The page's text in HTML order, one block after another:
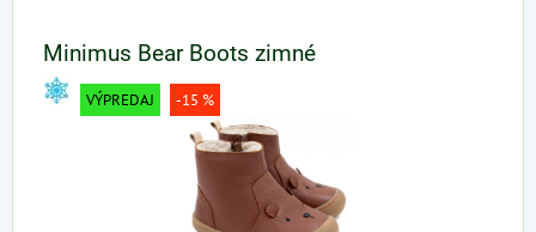
Minimus Bear Boots zimné
VÝPREDAJ -15 %